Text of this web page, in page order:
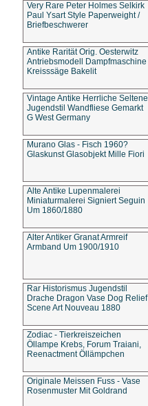
Very Rare Peter Holmes Selkirk
Paul Ysart Style Paperweight /
Briefbeschwerer
Antike Rarität Orig. Oesterwitz
Antriebsmodell Dampfmaschine
Kreisssäge Bakelit
Vintage Antike Herrliche Seltene
Jugendstil Wandfliese Gemarkt
G West Germany
Murano Glas - Fisch 1960?
Glaskunst Glasobjekt Mille Fiori
Alte Antike Lupenmalerei
Miniaturmalerei Signiert Seguin
Um 1860/1880
Alter Antiker Granat Armreif
Armband Um 1900/1910
Rar Historismus Jugendstil
Drache Dragon Vase Dog Relief
Scene Art Nouveau 1880
Zodiac - Tierkreiszeichen
Öllampe Krebs, Forum Traiani,
Reenactment Öllämpchen
Originale Meissen Fuss - Vase
Rosenmuster Mit Goldrand